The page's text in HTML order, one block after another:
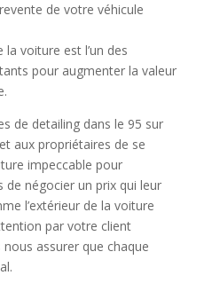
de votre véhicule
la voiture est l’un des
pour augmenter la valeur
de detailing dans le 95 sur
aux propriétaires de se
impeccable pour
de négocier un prix qui leur
l’extérieur de la voiture
par votre client
assurer que chaque